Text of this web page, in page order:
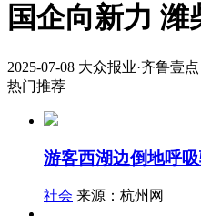
国企向新力
2025-07-08 大众报业·齐鲁壹点
热门推荐
游客西湖边倒地呼
社会 来源：杭州网